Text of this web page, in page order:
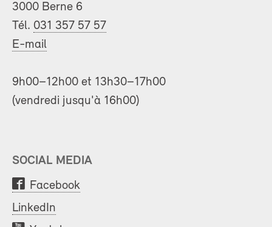
3000 Berne 6
Tél. 031 357 57 57
E-mail
9h00–12h00 et 13h30–17h00
(vendredi jusqu'à 16h00)
SOCIAL MEDIA
Facebook
LinkedIn